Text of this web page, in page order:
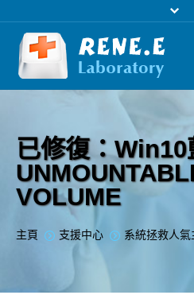
下
購
支
已修復：Win10
VOLUME
您在此处：
主頁 支援中心 系統拯救人氣